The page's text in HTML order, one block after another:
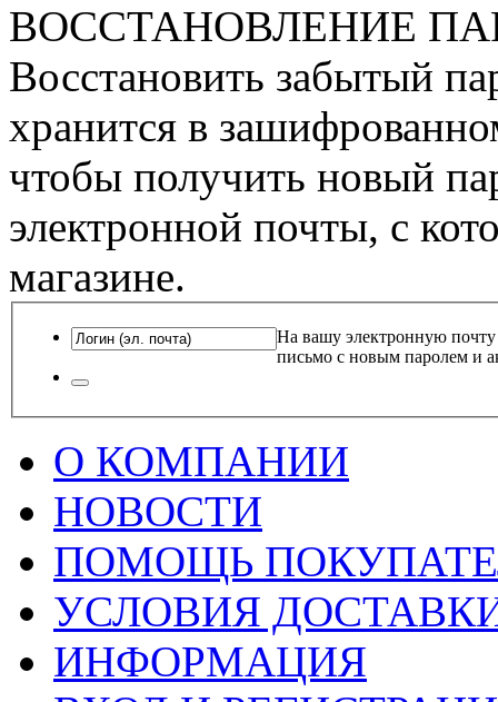
ВОССТАНОВЛЕНИЕ
Восстановить забытый
хранится в
чтобы получить новый
электронной почты, с
магазине.
На вашу электронную почту
письмо с новым паролем и
О КОМПАНИИ
НОВОСТИ
ПОМОЩЬ
УСЛОВИЯ
ИНФОРМАЦИЯ